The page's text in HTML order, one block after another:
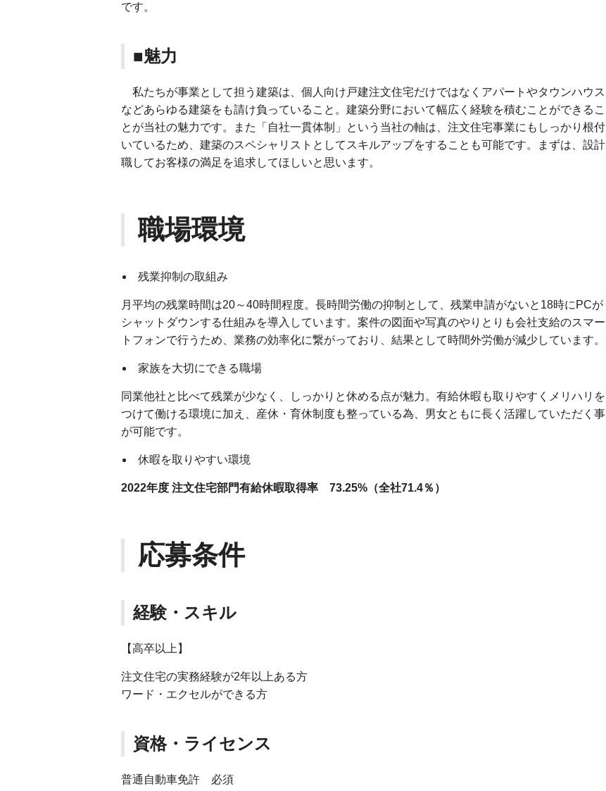
です。
■魅力
私たちが事業として担う建築は、個人向け戸建注文住宅だけではなくアパートやタウンハウス
などあらゆる建築をも請け負っていること。建築分野において幅広く経験を積むことができるこ
とが当社の魅力です。また「自社一貫体制」という当社の軸は、注文住宅事業にもしっかり根付
いているため、建築のスペシャリストとしてスキルアップをすることも可能です。まずは、設計
職してお客様の満足を追求してほしいと思います。
職場環境
残業抑制の取組み
月平均の残業時間は20～40時間程度。長時間労働の抑制として、残業申請がないと18時にPCが
シャットダウンする仕組みを導入しています。案件の図面や写真のやりとりも会社支給のスマー
トフォンで行うため、業務の効率化に繋がっており、結果として時間外労働が減少しています。
家族を大切にできる職場
同業他社と比べて残業が少なく、しっかりと休める点が魅力。有給休暇も取りやすくメリハリを
つけて働ける環境に加え、産休・育休制度も整っている為、男女ともに長く活躍していただく事
が可能です。
休暇を取りやすい環境
2022年度 注文住宅部門有給休暇取得率 73.25%（全社71.4％）
応募条件
経験・スキル
【高卒以上】
注文住宅の実務経験が2年以上ある方
ワード・エクセルができる方
資格・ライセンス
普通自動車免許 必須